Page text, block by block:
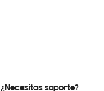
¿Necesitas soporte?